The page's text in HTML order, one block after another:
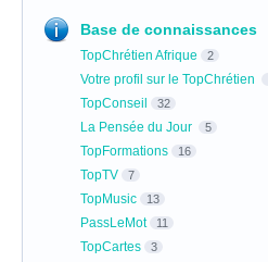
Base de connaissances
TopChrétien Afrique 2
Votre profil sur le TopChrétien
TopConseil 32
La Pensée du Jour 5
TopFormations 16
TopTV 7
TopMusic 13
PassLeMot 11
TopCartes 3